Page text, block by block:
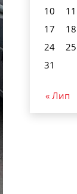
10
11
17
18
24
25
31
« Лип